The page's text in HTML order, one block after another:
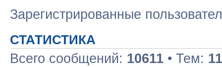
Зарегистрированные
СТАТИСТИКА
Всего сообщений: 10611 • Тем: